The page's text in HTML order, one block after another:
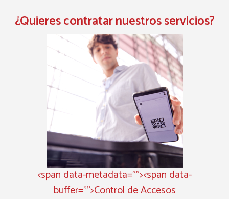
¿Quieres contratar nuestros servicios?
<span data-metadata=""><span data-
buffer="">Control de Accesos